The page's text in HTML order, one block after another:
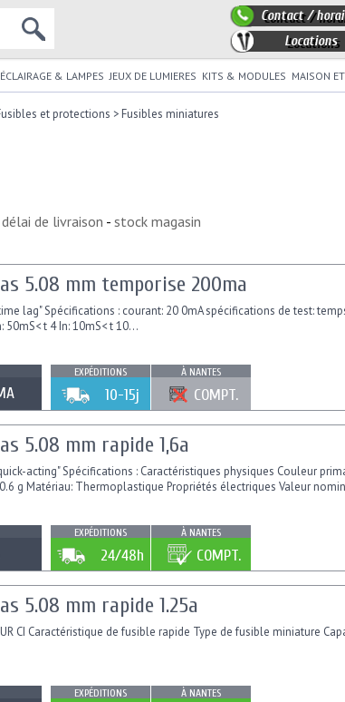
Contact /
Locations
ÉCLAIRAGE & LAMPES JEUX DE LUMIERES KITS & MODULES MAISON
et protections >Fusibles miniatures
délai de livraison - stock magasin
5.08 mm temporise 200ma
lag" Spécifications : courant: 20 0mA spécifications de test:
50mS< t 4 In: 10mS< t 10...
EXPÉDITIONS
10-15j
À NANTES
COMPT.
5.08 mm rapide 1,6a
acting" Spécifications : Caractéristiques physiques Couleur
g Matériau: Thermoplastique Propriétés électriques Valeur
EXPÉDITIONS
24/48h
À NANTES
COMPT.
5.08 mm rapide 1.25a
CI Caractéristique de fusible rapide Type de fusible miniature
EXPÉDITIONS À NANTES